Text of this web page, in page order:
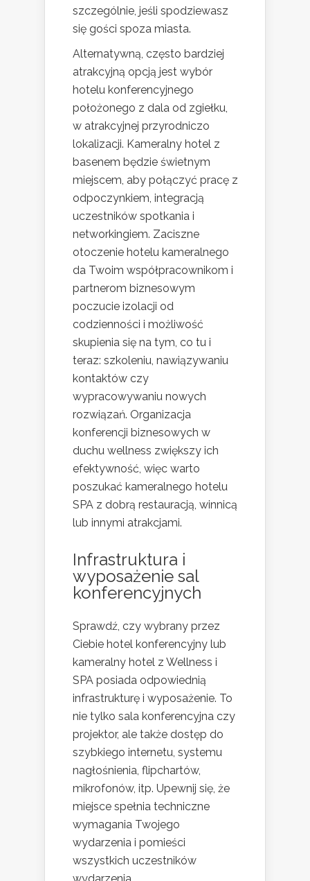
szczególnie, jeśli spodziewasz
się gości spoza miasta.
Alternatywną, często bardziej
atrakcyjną opcją jest wybór
hotelu konferencyjnego
położonego z dala od zgiełku,
w atrakcyjnej przyrodniczo
lokalizacji. Kameralny hotel z
basenem będzie świetnym
miejscem, aby połączyć pracę z
odpoczynkiem, integracją
uczestników spotkania i
networkingiem. Zaciszne
otoczenie hotelu kameralnego
da Twoim współpracownikom i
partnerom biznesowym
poczucie izolacji od
codzienności i możliwość
skupienia się na tym, co tu i
teraz: szkoleniu, nawiązywaniu
kontaktów czy
wypracowywaniu nowych
rozwiązań. Organizacja
konferencji biznesowych w
duchu wellness zwiększy ich
efektywność, więc warto
poszukać kameralnego hotelu
SPA z dobrą restauracją, winnicą
lub innymi atrakcjami.
Infrastruktura i
wyposażenie sal
konferencyjnych
Sprawdź, czy wybrany przez
Ciebie hotel konferencyjny lub
kameralny hotel z Wellness i
SPA posiada odpowiednią
infrastrukturę i wyposażenie. To
nie tylko sala konferencyjna czy
projektor, ale także dostęp do
szybkiego internetu, systemu
nagłośnienia, flipchartów,
mikrofonów, itp. Upewnij się, że
miejsce spełnia techniczne
wymagania Twojego
wydarzenia i pomieści
wszystkich uczestników
wydarzenia.